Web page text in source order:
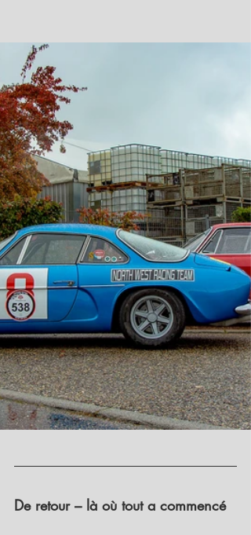
De retour – là où tout a commencé